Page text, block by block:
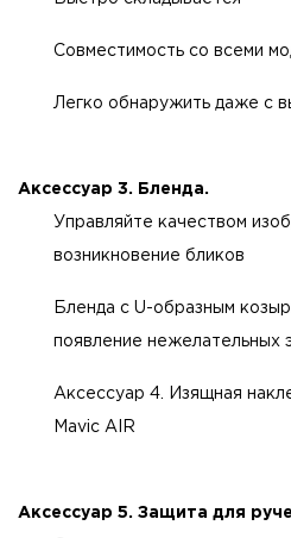
Совместимость со всеми
Легко обнаружить даже с
Аксессуар 3. Бленда.
Управляйте качеством
возникновение бликов
Бленда с U-образным
появление
Аксессуар 4. Изящная
Mavic AIR
Аксессуар 5. Защита для